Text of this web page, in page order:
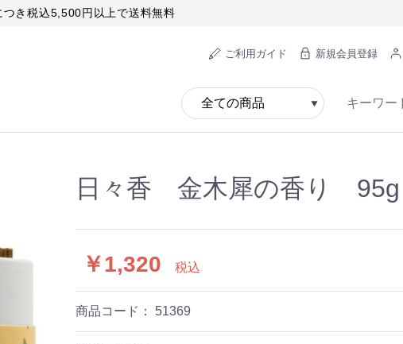
つき税込5,500円以上で送料無料
ご利用ガイド 新規会員登録
日々香 金木犀の香り 95g
￥1,320 税込
商品コード： 51369